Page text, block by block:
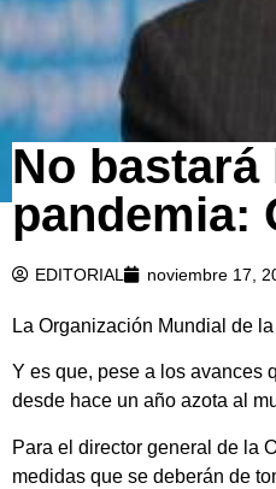
No bastará
pandemia:
EDITORIAL noviembre 17,
La Organización Mundial de
Y es que, pese a los avances
desde hace un año azota al
Para el director general de la
medidas que se deberán de